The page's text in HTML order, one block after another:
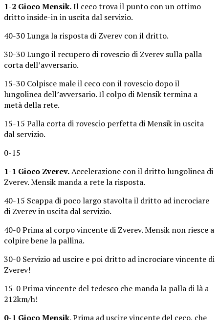
1-2 Gioco Mensik.Il ceco trova il punto con un ottimo
dritto inside-in in uscita dal servizio.
40-30 Lunga la risposta di Zverev con il dritto.
30-30 Lungo il recupero di rovescio di Zverev sulla palla
corta dell’avversario.
15-30 Colpisce male il ceco con il rovescio dopo il
lungolinea dell’avversario. Il colpo di Mensik termina a
metà della rete.
15-15 Palla corta di rovescio perfetta di Mensik in uscita
dal servizio.
0-15
1-1 Gioco Zverev.Accelerazione con il dritto lungolinea di
Zverev. Mensik manda a rete la risposta.
40-15 Scappa di poco largo stavolta il dritto ad incrociare
di Zverev in uscita dal servizio.
40-0 Prima al corpo vincente di Zverev. Mensik non riesce a
colpire bene la pallina.
30-0 Servizio ad uscire e poi dritto ad incrociare vincente di
Zverev!
15-0 Prima vincente del tedesco che manda la palla di là a
212km/h!
0-1 Gioco Mensik. Prima ad uscire vincente del ceco, che